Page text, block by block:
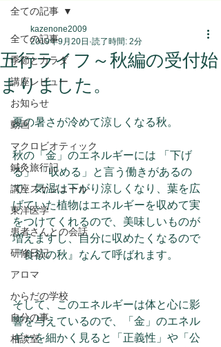
全ての記事
季節とカラダ
講座レビュー
お知らせ
動画
マクロビオティック
鍼灸旅行記
講座スケジュール
東洋医学
患者さんとの会話
研修日記
アロマ
からだの学校
自分の事
相談室
全ての記事
五行ライフ～秋編の受付始
まりました。
kazenone2009
2019年9月20日 読了時間: 2分
夏の暑さが冷めて涼しくなる秋。
秋の「金」のエネルギーには 「下げ
る」 「収める」と言う働きがあるの
で、気温は下がり涼しくなり、葉を広
げていた植物はエネルギーを収めて実
をつけてくれるので、美味しいものが
増えますし、自分に収めたくなるので
『食欲の秋』なんて呼ばれます。
そして、このエネルギーは体と心に影
響を与えているので、「金」のエネル
ギーを細かく見ると「正義性」や「公